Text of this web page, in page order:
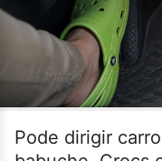
Pode dirigir